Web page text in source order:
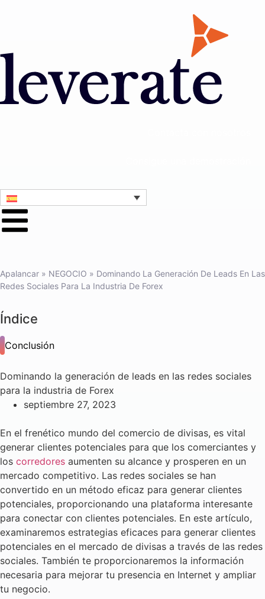
Apalancar » NEGOCIO » Dominando La Generación De Leads En Las
Redes Sociales Para La Industria De Forex
Índice
Conclusión
Dominando la generación de leads en las redes sociales
para la industria de Forex
septiembre 27, 2023
En el frenético mundo del comercio de divisas, es vital
generar clientes potenciales para que los comerciantes y
los corredores aumenten su alcance y prosperen en un
mercado competitivo. Las redes sociales se han
convertido en un método eficaz para generar clientes
potenciales, proporcionando una plataforma interesante
para conectar con clientes potenciales. En este artículo,
examinaremos estrategias eficaces para generar clientes
potenciales en el mercado de divisas a través de las redes
sociales. También te proporcionaremos la información
necesaria para mejorar tu presencia en Internet y ampliar
tu negocio.